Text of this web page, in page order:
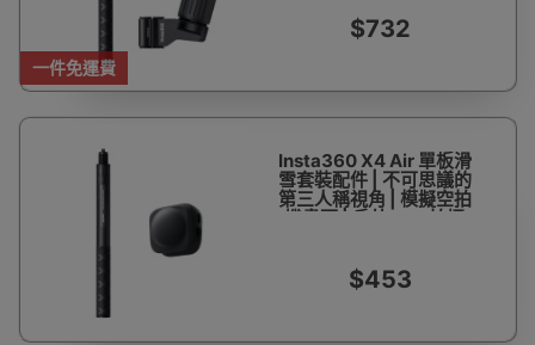
一件免運費
$732
Insta360 X4 Air 單板滑
雪套裝配件 | 不可思議的
第三人稱視角 | 模擬空拍
機畫面 | 戶外Vlog拍攝
$453